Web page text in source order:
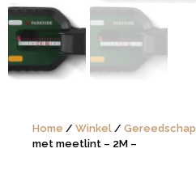
Home / Winkel / Gereedschap
met meetlint – 2M –